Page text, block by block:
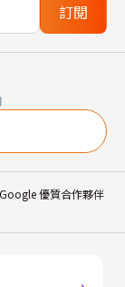
訂閱
Google 優質合作夥伴